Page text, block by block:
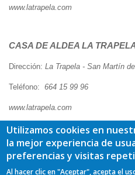
www.latrapela.com
CASA DE ALDEA LA
Dirección: La Trapela - San Martín
Teléfono: 664 15 99 96
www.latrapela.com
CASA DE ALDEAEL MAZO
Dirección: El Mazo de Mon, s/n -
Utilizamos cookies en
la mejor experiencia de
preferencias y visitas
Al hacer clic en "Aceptar", acepta el